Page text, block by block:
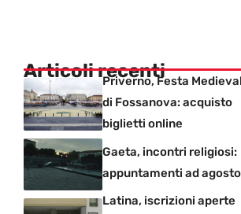
Articoli recenti
Priverno, Festa
di Fossanova: acquisto
biglietti online
Gaeta, incontri religiosi:
appuntamenti ad agosto
Latina, iscrizioni aperte